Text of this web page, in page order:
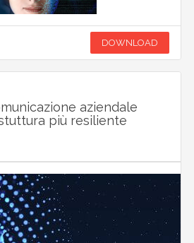
DOWNLOAD
aziendale
più resiliente